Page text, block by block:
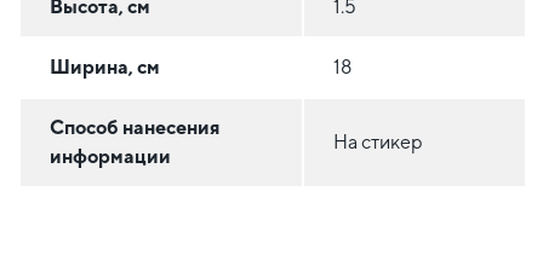
Высота, см 1.5
Ширина, см 18
Способ нанесения
информации
На стикер